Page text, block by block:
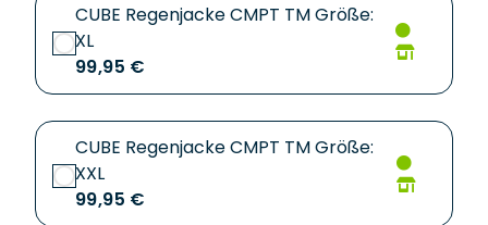
CUBE Regenjacke CMPT TM Größe:
XL
99,95 €
CUBE Regenjacke CMPT TM Größe:
XXL
99,95 €